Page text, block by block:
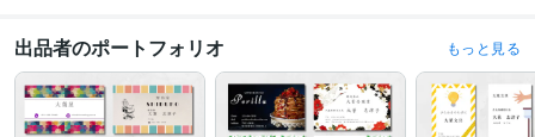
サービス 不動産 美容 商品
デザイン制作 名刺 チラシ イラスト サムネイル LINEスタンプ カード
パッケージ
デザイン イラスト
出品者のポートフォリオ もっと見る